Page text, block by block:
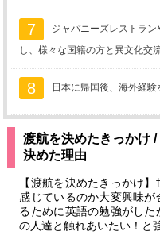
7
ジャパニーズレストラ
し、様々な国籍の方と異文化交
8 日本に帰国後、海外経験
渡航を決めたきっかけ
決めた理由
【渡航を決めたきっかけ
感じているのか大変興味
るために英語の勉強がし
の人達と触れあいたい！と